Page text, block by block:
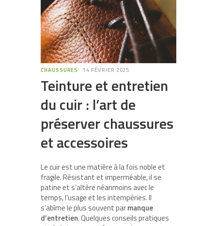
CHAUSSURES 14 FÉVRIER 2025
Teinture et entretien
du cuir : l’art de
préserver chaussures
et accessoires
Le cuir est une matière à la fois noble et
fragile. Résistant et imperméable, il se
patine et s’altère néanmoins avec le
temps, l’usage et les intempéries. Il
s’abîme le plus souvent parmanque
d’entretien. Quelques conseils pratiques